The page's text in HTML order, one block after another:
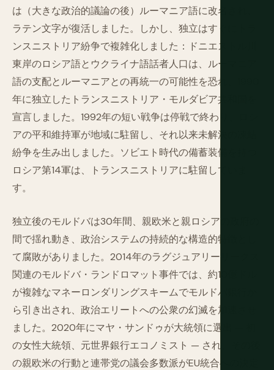
は（大きな政治的議論の後）ルーマニア語に改名され、
ラテン文字が復活しました。しかし、独立はすぐにトラ
ンスニストリア紛争で複雑化しました：ドニエストル川
東岸のロシア語とウクライナ語話者人口は、ルーマニア
語の支配とルーマニアとの再統一の可能性を恐れ、1990
年に独立したトランスニストリア・モルダビア共和国を
宣言しました。1992年の短い戦争は停戦で終わり、ロシ
アの平和維持軍が地域に駐留し、それ以来未解決の凍結
紛争を生み出しました。ソビエト時代の備蓄装備を持つ
ロシア第14軍は、トランスニストリアに駐留していま
す。
独立後のモルドバは30年間、親欧米と親ロシアの政府の
間で揺れ動き、政治システムの持続的な構造的特徴とし
て腐敗がありました。2014年のラグジュアリーリークス
関連のモルドバ・ランドロマット事件では、約10億ドル
が複雑なマネーロンダリングスキームでモルドバ銀行か
ら引き出され、政治エリートへの公衆の幻滅を加速させ
ました。2020年にマヤ・サンドゥが大統領に選出 — 初
の女性大統領、元世界銀行エコノミスト — され、その後
の親欧米の行動と連帯党の議会多数派がEU統合への決定